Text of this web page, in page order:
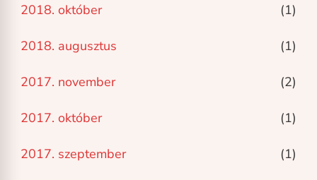
2018. október (1)
2018. augusztus (1)
2017. november (2)
2017. október (1)
2017. szeptember (1)